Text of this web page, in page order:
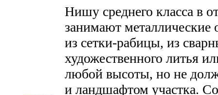
Нишу среднего класса в
занимают металлические
из сетки-рабицы, из
художественного литья
любой высоты, но не
и ландшафтом участка.